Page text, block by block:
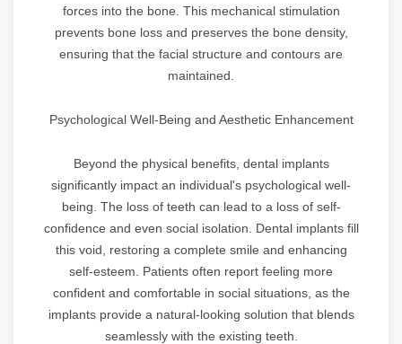
forces into the bone. This mechanical stimulation
prevents bone loss and preserves the bone density,
ensuring that the facial structure and contours are
maintained.
Psychological Well-Being and Aesthetic Enhancement
Beyond the physical benefits, dental implants
significantly impact an individual's psychological well-
being. The loss of teeth can lead to a loss of self-
confidence and even social isolation. Dental implants fill
this void, restoring a complete smile and enhancing
self-esteem. Patients often report feeling more
confident and comfortable in social situations, as the
implants provide a natural-looking solution that blends
seamlessly with the existing teeth.